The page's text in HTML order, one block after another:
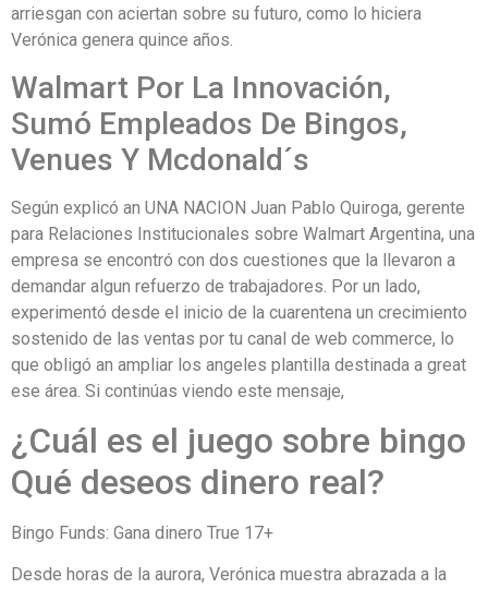
arriesgan con aciertan sobre su futuro, como lo hiciera
Verónica genera quince años.
Walmart Por La Innovación,
Sumó Empleados De Bingos,
Venues Y Mcdonald´s
Según explicó an UNA NACION Juan Pablo Quiroga, gerente
para Relaciones Institucionales sobre Walmart Argentina, una
empresa se encontró con dos cuestiones que la llevaron a
demandar algun refuerzo de trabajadores. Por un lado,
experimentó desde el inicio de la cuarentena un crecimiento
sostenido de las ventas por tu canal de web commerce, lo
que obligó an ampliar los angeles plantilla destinada a great
ese área. Si continúas viendo este mensaje,
¿Cuál es el juego sobre bingo
Qué deseos dinero real?
Bingo Funds: Gana dinero True 17+
Desde horas de la aurora, Verónica muestra abrazada a la